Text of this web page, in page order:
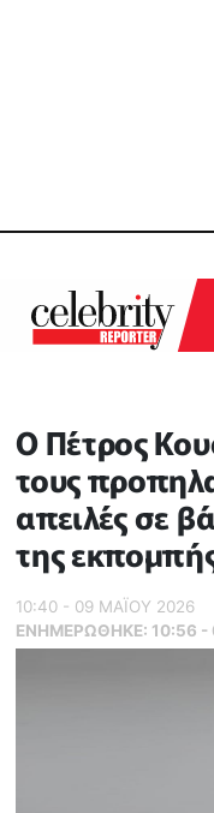
Ο Πέτρος
τους
απειλές σε
της
10:40 - 09 ΜΑΪ́ΟΥ 2026
ΕΝΗΜΕΡΏΘΗΚΕ: 10:56